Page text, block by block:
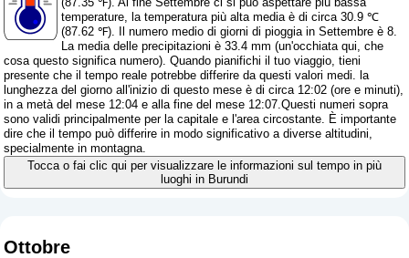
temperature, la temperatura più alta media è di circa 30.9 ℃
(87.62 ℉). Il numero medio di giorni di pioggia in Settembre è 8.
La media delle precipitazioni è 33.4 mm (un'occhiata qui, che
cosa questo significa numero). Quando pianifichi il tuo viaggio, tieni
presente che il tempo reale potrebbe differire da questi valori medi. la
lunghezza del giorno all'inizio di questo mese è di circa 12:02 (ore e minuti),
in a metà del mese 12:04 e alla fine del mese 12:07.Questi numeri sopra
sono validi principalmente per la capitale e l'area circostante. È importante
dire che il tempo può differire in modo significativo a diverse altitudini,
specialmente in montagna.
Tocca o fai clic qui per visualizzare le informazioni sul tempo in più
luoghi in Burundi
Ottobre